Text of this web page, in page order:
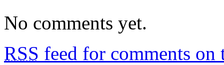
No comments yet.
RSS feed for comments on